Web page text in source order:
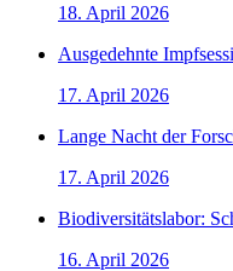
18. April 2026
Ausgedehnte
17. April 2026
Lange Nacht der
17. April 2026
Biodiversitätslabor:
16. April 2026